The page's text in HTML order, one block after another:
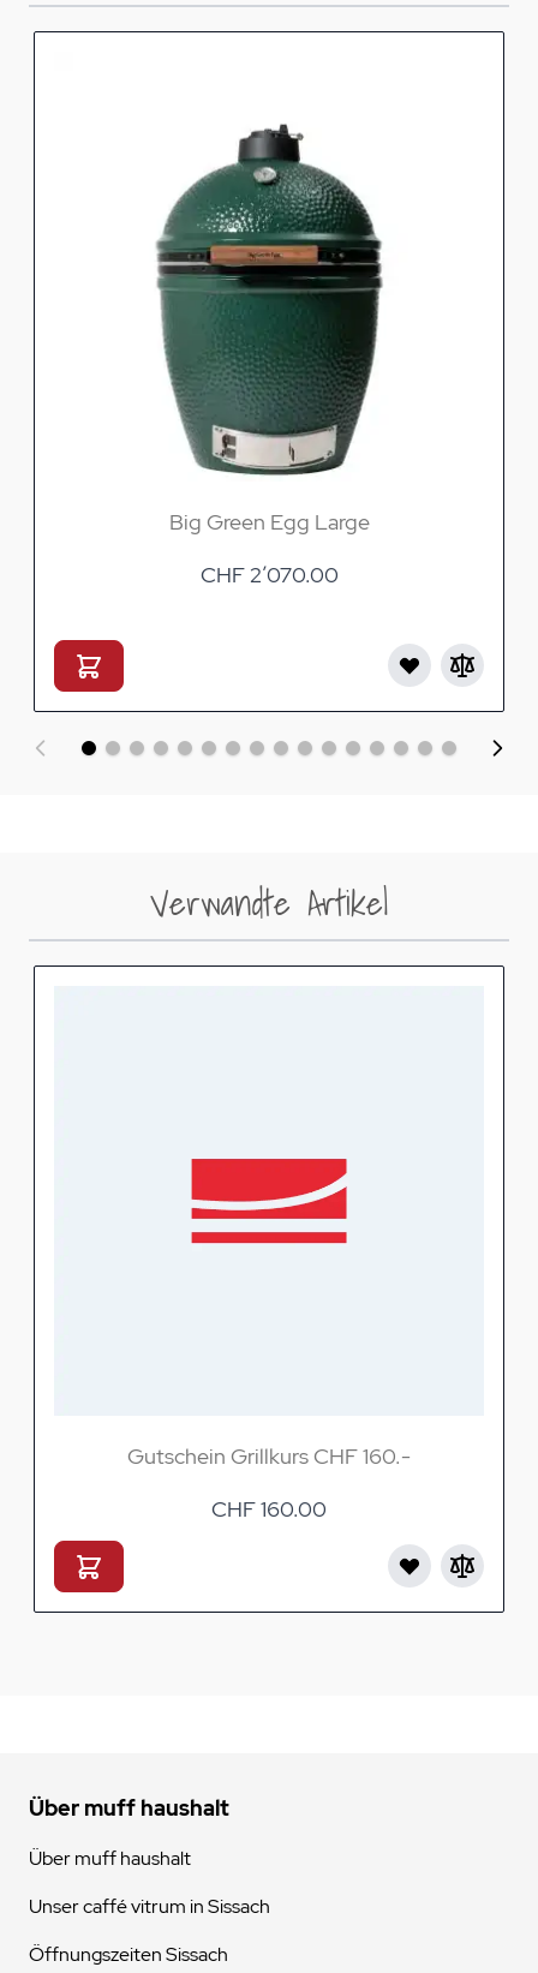
Big Green Egg Large
CHF 2’070.00
Verwandte Artikel
Gutschein Grillkurs CHF 160.-
CHF 160.00
Über muff haushalt
Über muff haushalt
Unser caffé vitrum in Sissach
Öffnungszeiten Sissach